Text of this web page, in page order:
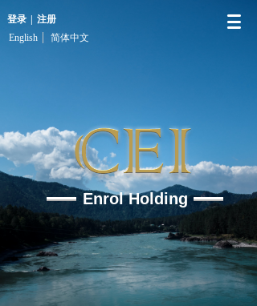
登录
注册
English
简体中文
Enrol Holding